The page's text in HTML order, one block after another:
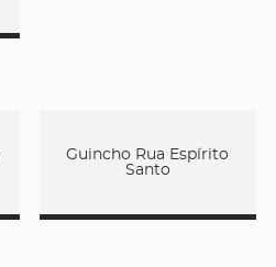
Guincho Rua Espírito
Santo